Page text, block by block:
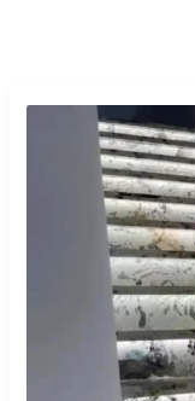
Hindi